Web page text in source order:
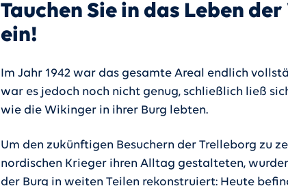
Tauchen Sie in das Leben
ein!
Im Jahr 1942 war das gesamte Areal endlich
war es jedoch noch nicht genug, schließlich ließ
wie die Wikinger in ihrer Burg lebten.
Um den zukünftigen Besuchern der Trelleborg zu
nordischen Krieger ihren Alltag gestalteten,
der Burg in weiten Teilen rekonstruiert: Heute